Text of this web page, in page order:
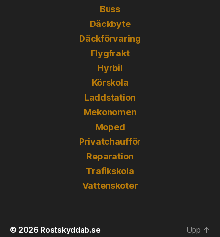
Buss
Däckbyte
Däckförvaring
Flygfrakt
Hyrbil
Körskola
Laddstation
Mekonomen
Moped
Privatchaufför
Reparation
Trafikskola
Vattenskoter
© 2026 Rostskyddab.se Upp ↑